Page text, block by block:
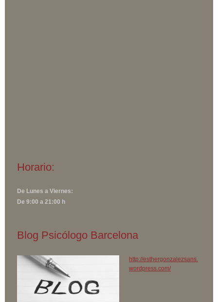
Horario:
De Lunes a Viernes:
De 9:00 a 21:00 h
Blog Psicólogo Barcelona
http://esthergonzalezsans.
wordpress.com/